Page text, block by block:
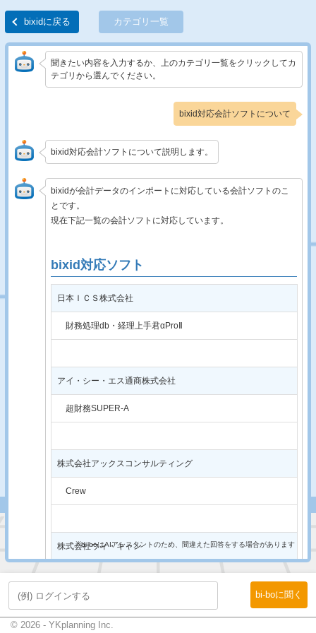
bixidに戻る カテゴリ一覧
聞きたい内容を入力するか、上のカテゴリ一覧をクリックしてカ
テゴリから選んでください。
bixid対応会計ソフトについて
bixid対応会計ソフトについて説明します。
bixidが会計データのインポートに対応している会計ソフトのこ
とです。
現在下記一覧の会計ソフトに対応しています。
bixid対応ソフト
日本ＩＣＳ株式会社
財務処理db・経理上手君αProⅡ
アイ・シー・エス通商株式会社
超財務SUPER-A
株式会社アックスコンサルティング
Crew
株式会社ウィ・キャン
SymphonyAtwo
株式会社エッサム
※bi-boはAIアシスタントのため、間違えた回答をする場合があります
bi-boに聞く
© 2026 - YKplanning Inc.